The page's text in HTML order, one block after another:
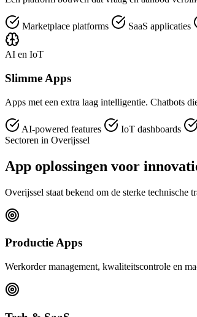
Marketplace platforms SaaS applicaties
AI en IoT
Slimme Apps
Apps met een extra laag intelligentie. Chatbots
AI-powered features IoT dashboards
Sectoren in Overijssel
App oplossingen voor
Overijssel staat bekend om de sterke
Productie Apps
Werkorder management, kwaliteitscontrole en